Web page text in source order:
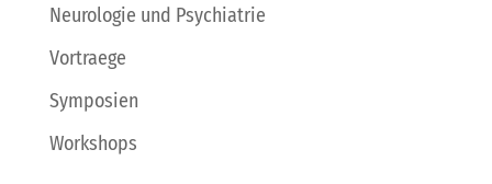
Neurologie und Psychiatrie
Vortraege
Symposien
Workshops